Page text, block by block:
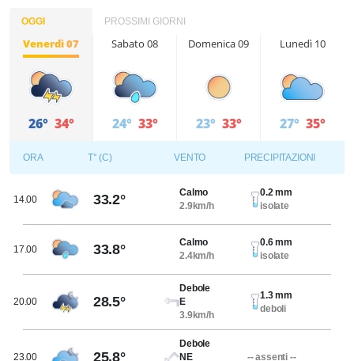
OGGI PROSSIMI GIORNI
Venerdì 07
26° 34°
Sabato 08
24° 33°
Domenica 09
23° 33°
Lunedì 10
27° 35°
ORA T° (C) VENTO PRECIPITAZIONI
14.00 33.2°
Calmo
2.9km/h
0.2 mm
isolate
17.00 33.8°
Calmo
2.4km/h
0.6 mm
isolate
20.00 28.5°
Debole
E
3.9km/h
1.3 mm
deboli
23.00 25.8°
Debole
NE
-- assenti --